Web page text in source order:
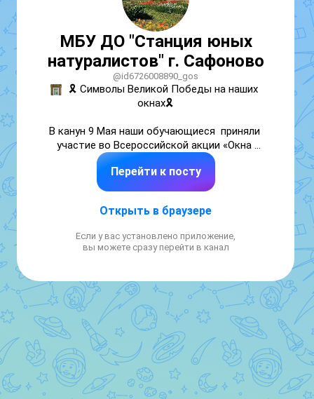
МБУ ДО "Станция юных
натуралистов" г. Сафоново
@id6726008890_gos
🎗️ Символы Великой Победы на наших
окнах🎗️
В канун 9 Мая наши обучающиеся  приняли
участие во Всероссийской акции «Окна
Победы» и с большим воодушевлением
украсили окна станции.
белоснежные журавли, нежные майские
георгиевская ленточка. Дополнили
вложили тепло рук и искреннюю
благодарность.
🕊 Эти образы - не просто декор. Это наша
тихая молитва о мире, память о героях и
обещание беречь правду о великом подвиге.
Перейти к посту
Открыть в браузере
Если у вас установлено приложение,
вы можете сразу перейти в канал